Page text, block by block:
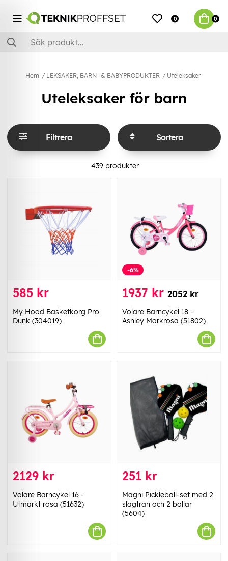
0 0
Hem LEKSAKER, BARN- & BABYPRODUKTER Uteleksaker
Uteleksaker för barn
Filtrera Sortera
439 produkter
585 kr
My Hood Basketkorg Pro
Dunk (304019)
-6%
1937 kr 2052 kr
Volare Barncykel 18 -
Ashley Mörkrosa (51802)
2129 kr
Volare Barncykel 16 -
Utmärkt rosa (51632)
251 kr
Magni Pickleball-set med 2
slagträn och 2 bollar
(5604)